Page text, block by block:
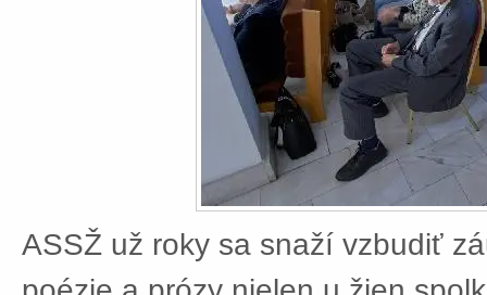
ASSŽ už roky sa snaží vzbudiť